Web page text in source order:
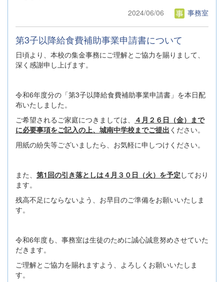
2024/06/06
事務室
第3子以降給食費補助事業申請書について
日頃より、本校の集金事務にご理解とご協力を賜りまして、
深く感謝申し上げます。
令和6年度分の「第3子以降給食費補助事業申請書」を本日配
布いたしました。
ご希望されるご家庭につきましては、
４月２６日（金）まで
に必要事項をご記入の上、城南中学校までご提出 ください。
用紙の紛失等ございましたら、お気軽に申しつけください。
また、 第1回の引き落としは４月３０日（火）を予定 しており
ます。
残高不足にならないよう、お早目のご準備をお願いいたしま
す。
令和6年度も、事務室は生徒のために誠心誠意努めさせていた
だきます。
ご理解とご協力を賜れますよう、よろしくお願いいたしま
す。